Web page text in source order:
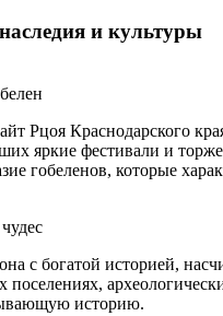
и культуры
Рцоя Краснодарского
яркие фестивали и
гобеленов, которые
с богатой историей,
поселениях,
историю.